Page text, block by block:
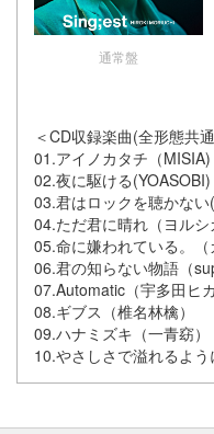
通常盤
＜CD収録楽曲(全形態共
01.アイノカタチ（MISIA)
02.夜に駆ける(YOASOBI)
03.君はロックを聴かな
04.ただ君に晴れ（ヨルシ
05.命に嫌われている。（
06.君の知らない物語（
07.Automatic（宇多田ヒカ
08.ギブス（椎名林檎）
09.ハナミズキ（一青窈）
10.やさしさで溢れるよう